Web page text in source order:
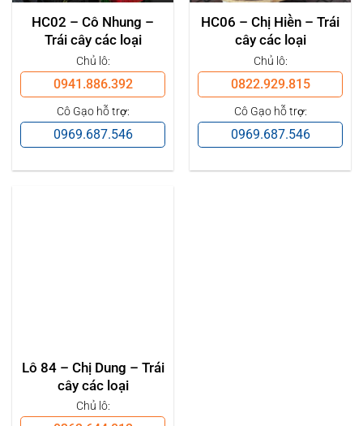
HC02 – Cô Nhung –
Trái cây các loại
Chủ lô:
0941.886.392
Cô Gạo hỗ trợ:
0969.687.546
HC06 – Chị Hiền – Trái
cây các loại
Chủ lô:
0822.929.815
Cô Gạo hỗ trợ:
0969.687.546
Lô 84 – Chị Dung – Trái
cây các loại
Chủ lô: